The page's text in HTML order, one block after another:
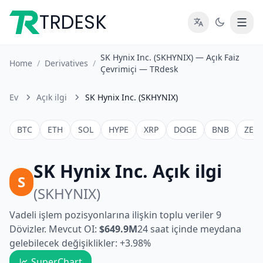
TRDESK
Home / Derivatives /
SK Hynix Inc. (SKHYNIX) — Açık Faiz
Çevrimiçi — TRdesk
Ev Açık ilgi SK Hynix Inc. (SKHYNIX)
BTC ETH SOL HYPE XRP DOGE BNB ZEC
S SK Hynix Inc. Açık ilgi
(SKHYNIX)
Vadeli işlem pozisyonlarına ilişkin toplu veriler 9
Dövizler. Mevcut OI: $649.9M24 saat içinde meydana
gelebilecek değişiklikler: +3.98%